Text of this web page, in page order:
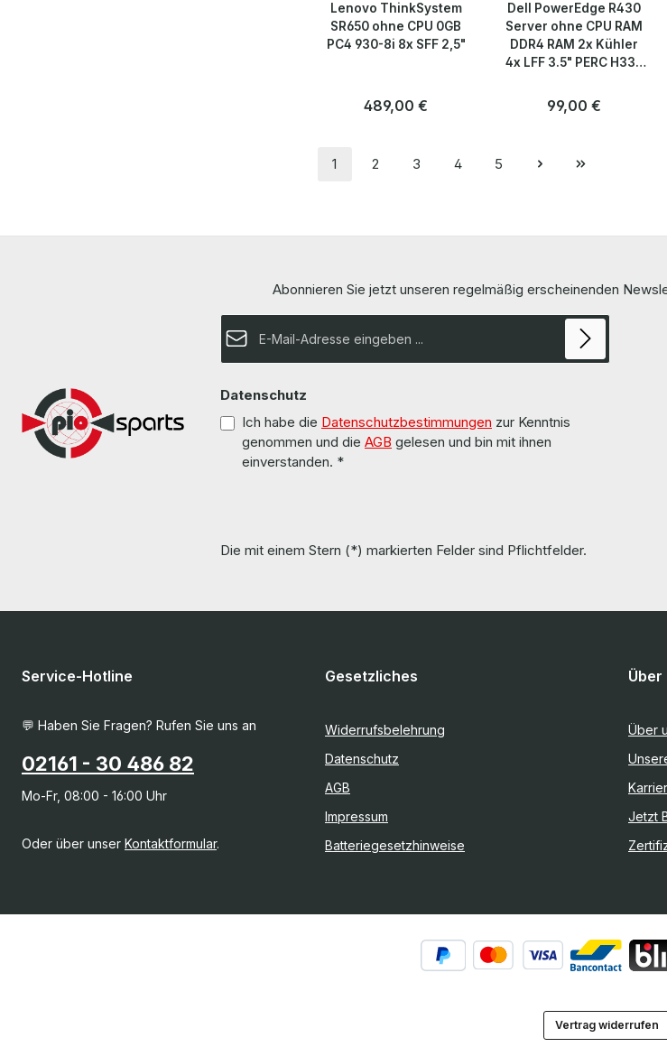
Lenovo ThinkSystem
SR650 ohne CPU 0GB
PC4 930-8i 8x SFF 2,5"
Regulärer Preis:
489,00 €
Dell PowerEdge R430
Server ohne CPU RAM
DDR4 RAM 2x Kühler
4x LFF 3.5" PERC H330
Regulärer Preis:
99,00 €
Seite
1 Seite
2 Seite
3 Seite
4 Seite
5
Abonnieren Sie jetzt unseren regelmäßig erscheinenden
E-Mail-Adresse*
Datenschutz
Ich habe die Datenschutzbestimmungen zur Kenntnis
genommen und die AGB gelesen und bin mit ihnen
einverstanden. *
Die mit einem Stern (*) markierten Felder sind Pflichtfelder.
Service-Hotline
💬 Haben Sie Fragen? Rufen Sie uns an
02161 - 30 486 82
Mo-Fr, 08:00 - 16:00 Uhr
Oder über unser Kontaktformular.
Gesetzliches
Widerrufsbelehrung
Datenschutz
AGB
Impressum
Batteriegesetzhinweise
Über
Über
Jetzt
Vertrag widerrufen